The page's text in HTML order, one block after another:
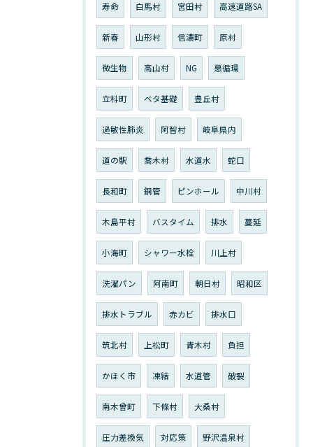
寿命 白馬村 宮田村 高速道路SA
新春 山形村 信濃町 原村
微生物 高山村 NG 悪循環
立科町 ベタ基礎 豊丘村
過敏性肺炎 阿智村 岐阜県内
道の駅 喬木村 水道水 蛇口
長和町 銅管 ピンホール 中川村
木島平村 バスタイム 排水 蔓延
小海町 シャワー水栓 川上村
洗濯パン 阿南町 朝日村 昭和区
排水トラブル 赤カビ 排水口
筑北村 上松町 青木村 負担
かほく市 凍結 水道管 破裂
南木曾町 下條村 大桑村
圧力差換気 対応策 野沢温泉村